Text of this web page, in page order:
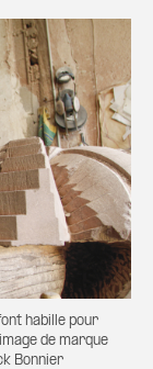
habille pour
de marque
Bonnier